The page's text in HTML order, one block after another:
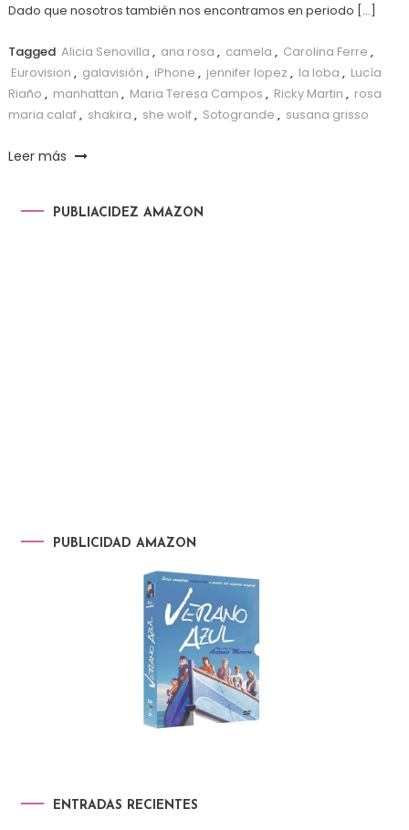
Dado que nosotros también nos encontramos en periodo […]
Tagged Alicia Senovilla , ana rosa , camela , Carolina Ferre ,
Eurovision , galavisión , iPhone , jennifer lopez , la loba , Lucía
Riaño , manhattan , Maria Teresa Campos , Ricky Martin , rosa
maria calaf, shakira , she wolf, Sotogrande , susana grisso
Leer más
PUBLIACIDEZ AMAZON
PUBLICIDAD AMAZON
ENTRADAS RECIENTES